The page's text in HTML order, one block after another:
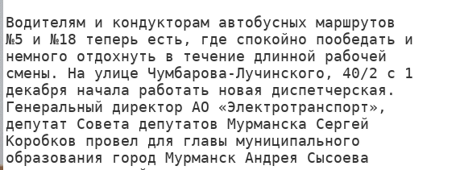
Водителям и кондукторам автобусных маршрутов
№5 и №18 теперь есть, где спокойно пообедать и
немного отдохнуть в течение длинной рабочей
смены. На улице Чумбарова-Лучинского, 40/2 с 1
декабря начала работать новая диспетчерская.
Генеральный директор АО «Электротранспорт»,
депутат Совета депутатов Мурманска Сергей
Коробков провел для главы муниципального
образования город Мурманск Андрея Сысоева